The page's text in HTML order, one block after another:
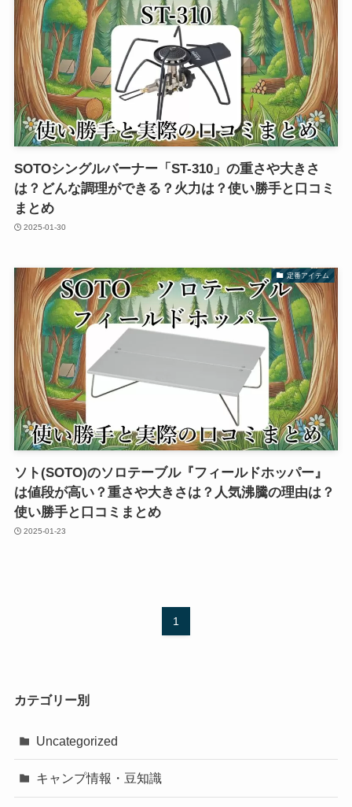
SOTOシングルバーナー「ST-310」の重さや大きさ
は？どんな調理ができる？火力は？使い勝手と口コミ
まとめ
2025-01-30
定番アイテム
ソト(SOTO)のソロテーブル『フィールドホッパー』
は値段が高い？重さや大きさは？人気沸騰の理由は？
使い勝手と口コミまとめ
2025-01-23
1
カテゴリー別
Uncategorized
キャンプ情報・豆知識